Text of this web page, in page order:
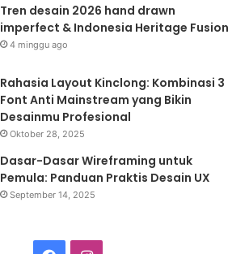
Tren desain 2026 hand drawn
imperfect & Indonesia Heritage Fusion
4 minggu ago
Rahasia Layout Kinclong: Kombinasi 3
Font Anti Mainstream yang Bikin
Desainmu Profesional
Oktober 28, 2025
Dasar-Dasar Wireframing untuk
Pemula: Panduan Praktis Desain UX
September 14, 2025